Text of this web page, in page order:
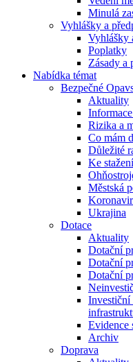
Minulá
Vyhlášky a
Vyhlášky
Poplatky
Zásady a
Nabídka témat
Bezpečné
Aktuality
Rizika a
Co mám
Důležité
Ke stažení
Městská
Ukrajina
Dotace
Aktuality
Dotační
Dotační
Dotační
Investiční
Evidence
Archiv
Doprava